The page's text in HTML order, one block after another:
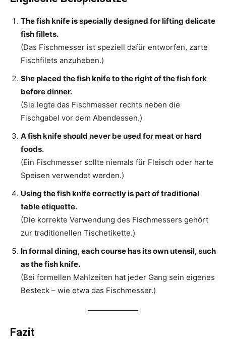
The fish knife is specially designed for lifting delicate
fish fillets.
(Das Fischmesser ist speziell dafür entworfen, zarte
Fischfilets anzuheben.)
She placed the fish knife to the right of the fish fork
before dinner.
(Sie legte das Fischmesser rechts neben die
Fischgabel vor dem Abendessen.)
A fish knife should never be used for meat or hard
foods.
(Ein Fischmesser sollte niemals für Fleisch oder harte
Speisen verwendet werden.)
Using the fish knife correctly is part of traditional
table etiquette.
(Die korrekte Verwendung des Fischmessers gehört
zur traditionellen Tischetikette.)
In formal dining, each course has its own utensil, such
as the fish knife.
(Bei formellen Mahlzeiten hat jeder Gang sein eigenes
Besteck – wie etwa das Fischmesser.)
Fazit